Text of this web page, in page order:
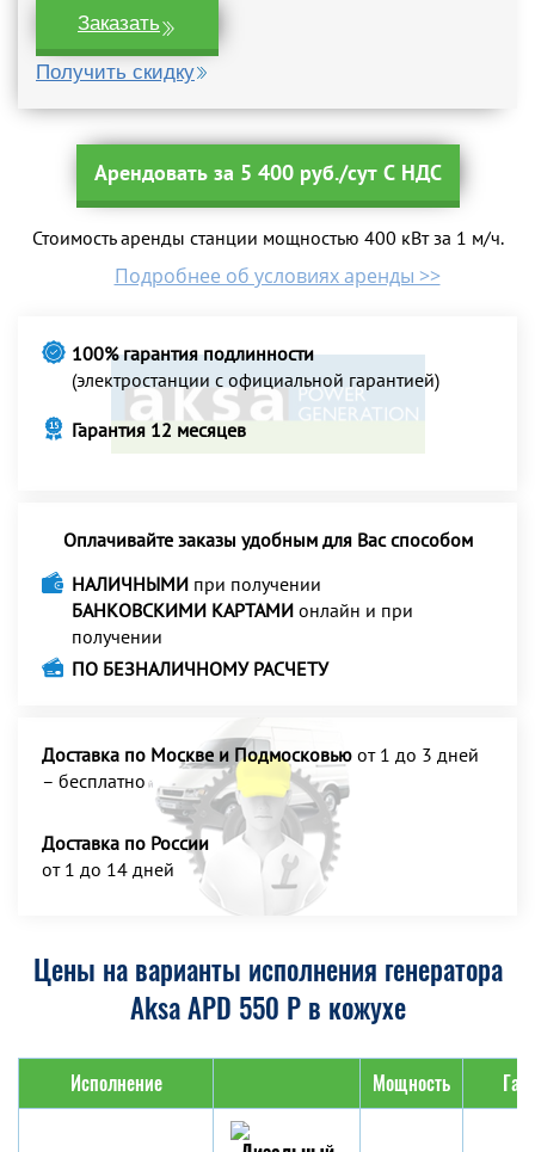
Заказать
Получить скидку
Арендовать за 5 400 руб./сут С НДС
Стоимость аренды станции мощностью 400 кВт за 1 м/ч.
Подробнее об условиях аренды >>
100% гарантия подлинности
(электростанции с официальной гарантией)
Гарантия 12 месяцев
Оплачивайте заказы удобным для Вас способом
НАЛИЧНЫМИ при получении
БАНКОВСКИМИ КАРТАМИ онлайн и при
получении
ПО БЕЗНАЛИЧНОМУ РАСЧЕТУ
Доставка по Москве и Подмосковью от 1 до 3 дней
– бесплатно
Доставка по России
от 1 до 14 дней
Цены на варианты исполнения генератора
Aksa APD 550 P в кожухе
Исполнение Мощность